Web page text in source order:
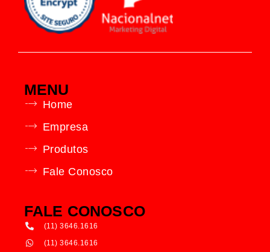
MENU
Home
Empresa
Produtos
Fale Conosco
FALE CONOSCO
(11) 3646.1616
(11) 3646.1616